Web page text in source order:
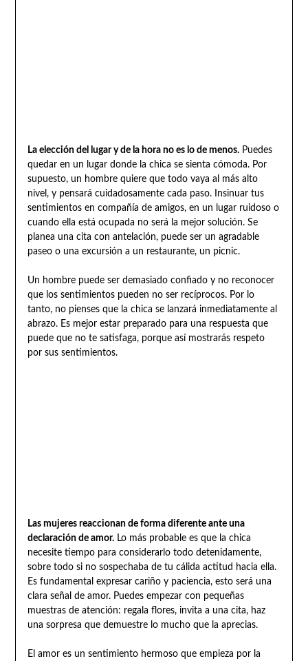
La elección del lugar y de la hora no es lo de menos.Puedes
quedar en un lugar donde la chica se sienta cómoda. Por
supuesto, un hombre quiere que todo vaya al más alto
nivel, y pensará cuidadosamente cada paso. Insinuar tus
sentimientos en compañía de amigos, en un lugar ruidoso o
cuando ella está ocupada no será la mejor solución. Se
planea una cita con antelación, puede ser un agradable
paseo o una excursión a un restaurante, un picnic.
Un hombre puede ser demasiado confiado y no reconocer
que los sentimientos pueden no ser recíprocos. Por lo
tanto, no pienses que la chica se lanzará inmediatamente al
abrazo. Es mejor estar preparado para una respuesta que
puede que no te satisfaga, porque así mostrarás respeto
por sus sentimientos.
Las mujeres reaccionan de forma diferente ante una
declaración de amor.Lo más probable es que la chica
necesite tiempo para considerarlo todo detenidamente,
sobre todo si no sospechaba de tu cálida actitud hacia ella.
Es fundamental expresar cariño y paciencia, esto será una
clara señal de amor. Puedes empezar con pequeñas
muestras de atención: regala flores, invita a una cita, haz
una sorpresa que demuestre lo mucho que la aprecias.
El amor es un sentimiento hermoso que empieza por la